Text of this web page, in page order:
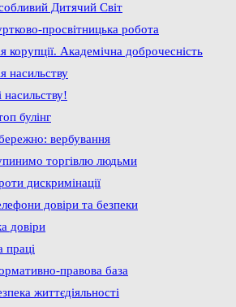
Дитячий Світ
просвітницька робота
корупції. Академічна доброчесність
насильству
насильству!
булінг
вербування
торгівлю людьми
дискримінації
довіри та безпеки
довіри
праці
правова база
життєдіяльності